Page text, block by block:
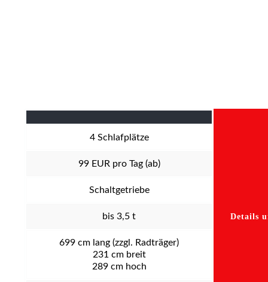
4Schlafplätze
99EUR pro Tag (ab)
Schaltgetriebe
bis 3,5 t
699 cm lang (zzgl. Radträger)
231 cm breit
289cm hoch
Details